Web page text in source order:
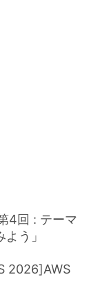
4回 : テーマ
う」
2026]AWS